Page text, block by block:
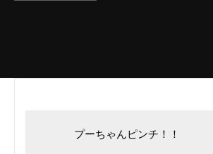
     プーちゃんピンチ！！